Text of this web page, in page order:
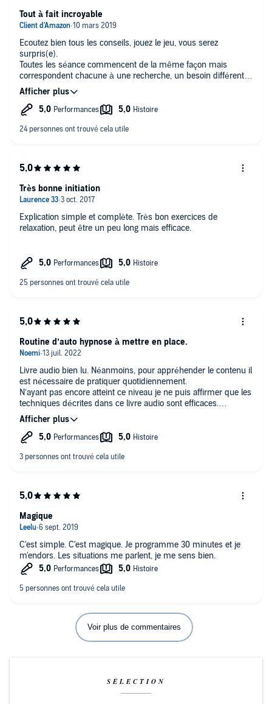
Ecoutez bien tous les conseils, jouez le jeu, vous serez
surpris(e).
Toutes les séance commencent de la même façon mais
correspondent chacune à une recherche, un besoin différent.
Si très motivé(e), même avec quelques doutes et avec un peu
de temps, les résultats arrivent.
La voix est absolument agréable, l'ambiance très très
Tout à fait incroyable
Explication simple et complète. Très bon exercices de
relaxation, peut être un peu long mais efficace.
Très bonne initiation
Livre audio bien lu. Néanmoins, pour appréhender le contenu il
est nécessaire de pratiquer quotidiennement.
N’ayant pas encore atteint ce niveau je ne puis affirmer que les
techniques décrites dans ce livre audio sont efficaces.
Bien cordialement,
Routine d’auto hypnose à mettre en place.
C'est simple. C'est magique. Je programme 30 minutes et je
m'endors. Les situations me parlent, je me sens bien.
Magique
Voir plus de commentaires
SÉLECTION